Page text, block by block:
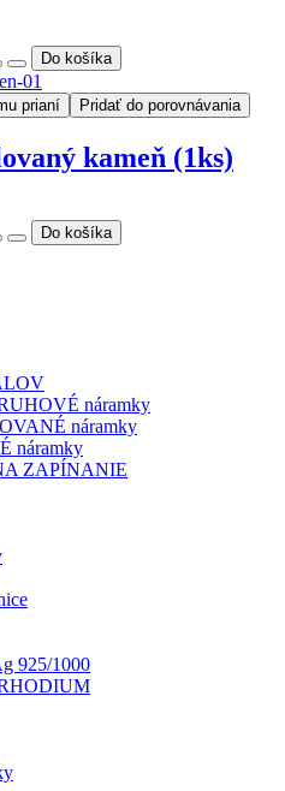
prianí Pridať do porovnávania
kameň (1ks)
náramky
náramky
náramky
ZAPÍNANIE
925/1000